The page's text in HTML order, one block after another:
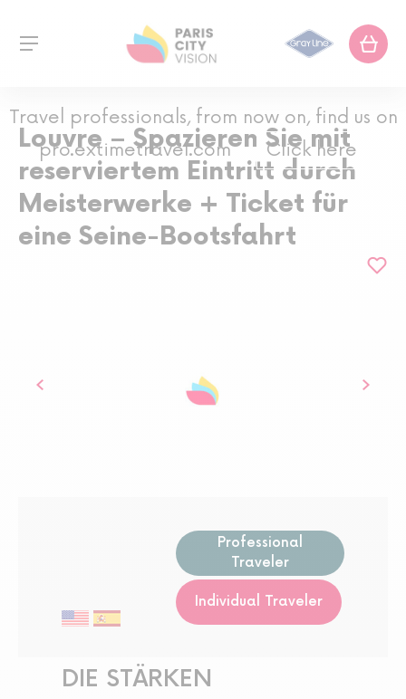
Travel professionals, from now on, find us on
pro.extimetravel.com
Click here
Louvre – Spazieren Sie mit
reserviertem Eintritt durch
Meisterwerke + Ticket für
eine Seine-Bootsfahrt
Professional
Traveler
Individual Traveler
DIE STÄRKEN